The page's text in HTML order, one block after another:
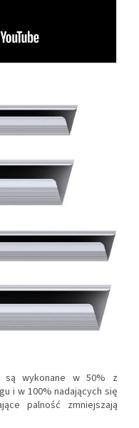
są wykonane w 50% z
i w 100% nadających się
palność zmniejszają